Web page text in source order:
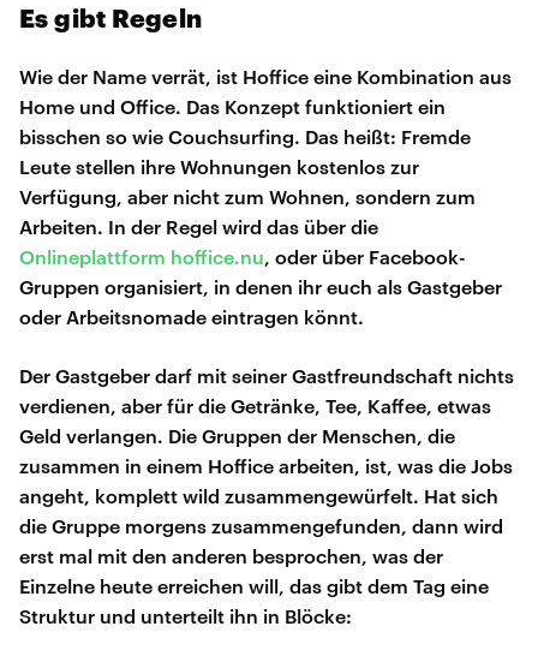
Es gibt Regeln
Wie der Name verrät, ist Hoffice eine Kombination aus
Home und Office. Das Konzept funktioniert ein
bisschen so wie Couchsurfing. Das heißt: Fremde
Leute stellen ihre Wohnungen kostenlos zur
Verfügung, aber nicht zum Wohnen, sondern zum
Arbeiten. In der Regel wird das über die
Onlineplattform hoffice.nu , oder über Facebook-
Gruppen organisiert, in denen ihr euch als Gastgeber
oder Arbeitsnomade eintragen könnt.
Der Gastgeber darf mit seiner Gastfreundschaft nichts
verdienen, aber für die Getränke, Tee, Kaffee, etwas
Geld verlangen. Die Gruppen der Menschen, die
zusammen in einem Hoffice arbeiten, ist, was die Jobs
angeht, komplett wild zusammengewürfelt. Hat sich
die Gruppe morgens zusammengefunden, dann wird
erst mal mit den anderen besprochen, was der
Einzelne heute erreichen will, das gibt dem Tag eine
Struktur und unterteilt ihn in Blöcke: